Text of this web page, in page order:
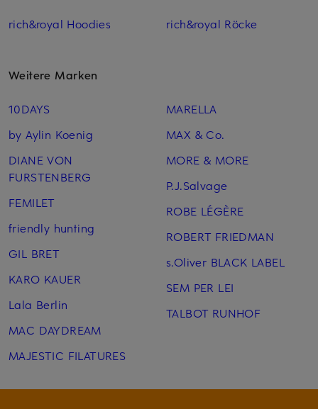
rich&royal Hoodies rich&royal Röcke
Weitere Marken
10DAYS
by Aylin Koenig
DIANE VON
FURSTENBERG
FEMILET
friendly hunting
GIL BRET
KARO KAUER
Lala Berlin
MAC DAYDREAM
MAJESTIC FILATURES
MARELLA
MAX & Co.
MORE & MORE
P.J.Salvage
ROBE LÉGÈRE
ROBERT FRIEDMAN
s.Oliver BLACK LABEL
SEM PER LEI
TALBOT RUNHOF